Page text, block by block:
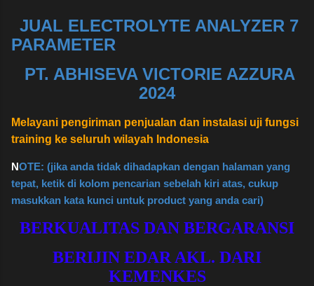
JUAL ELECTROLYTE ANALYZER 7
PARAMETER
PT. ABHISEVA VICTORIE AZZURA
2024
Melayani pengiriman penjualan dan instalasi uji fungsi
training ke seluruh wilayah Indonesia
NOTE: (jika anda tidak dihadapkan dengan halaman yang
tepat, ketik di kolom pencarian sebelah kiri atas, cukup
masukkan kata kunci untuk product yang anda cari)
BERKUALITAS DAN BERGARANSI
BERIJIN EDAR AKL. DARI
KEMENKES